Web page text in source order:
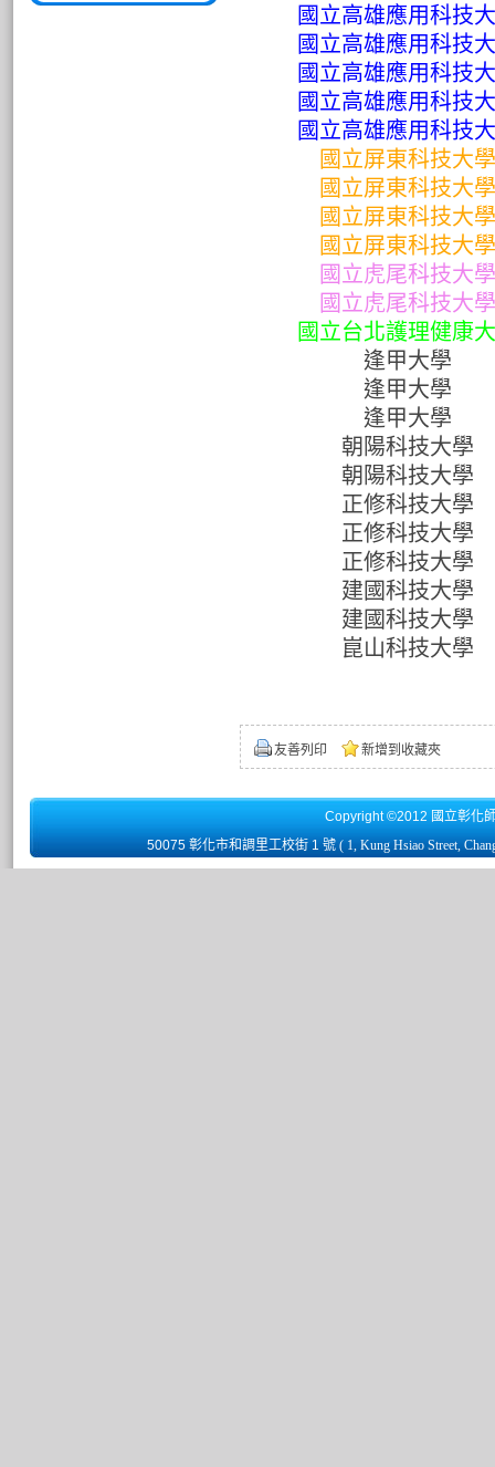
國立高雄應用科技
國立高雄應用科技
國立高雄應用科技
國立高雄應用科技
國立高雄應用科技
國立屏東科技大學
國立屏東科技大學
國立屏東科技大學
國立屏東科技大學
國立虎尾科技大學
國立虎尾科技大學
國立台北護理健康
逢甲大學
逢甲大學
逢甲大學
朝陽科技大學
朝陽科技大學
正修科技大學
正修科技大學
正修科技大學
建國科技大學
建國科技大學
崑山科技大學
友善列印 新增到收藏夾
Copyright ©2012 國立彰化
50075 彰化市和調里工校街 1 號 ( 1, Kung Hsiao Street,